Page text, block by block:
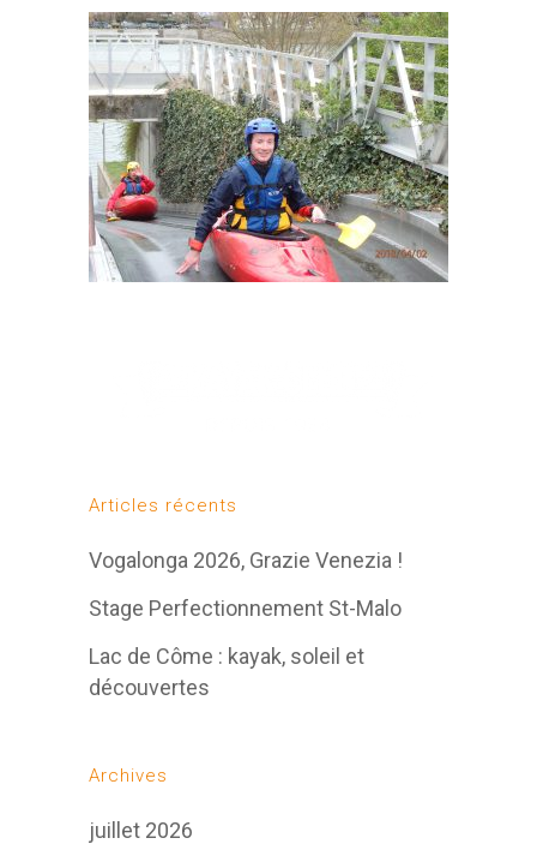
Articles récents
Vogalonga 2026, Grazie Venezia !
Stage Perfectionnement St-Malo
Lac de Côme : kayak, soleil et
découvertes
Archives
juillet 2026